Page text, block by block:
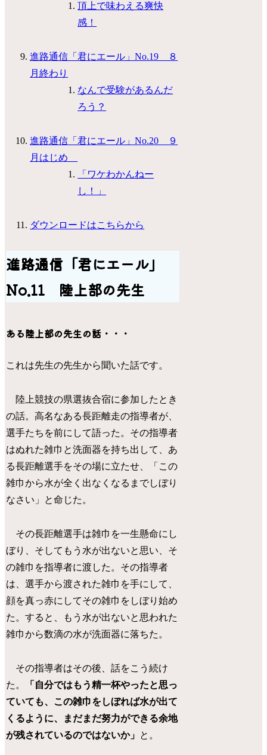
頂上で味わえる爽快
感！
進路通信「君にエール」No.19 ８
月終わり
なんで受験があるんだ
ろう？
進路通信「君にエール」No.20 ９
月はじめ
「ワケわかんねー
し！」
ダウンロードはこちらから
進路通信「君にエール」
No.11 陸上部の先生
ある陸上部の先生の話・・・
これは先生の先生から聞いた話です。
陸上競技の県選抜合宿に参加したとき
の話。高名なある長距離走の指導者が、
選手たちを前にして語った。その指導者
はぬれた雑巾と洗面器を持ち出して、あ
る長距離選手をその場に立たせ、「この
雑巾から水が全く出なくなるまでしぼり
なさい」と命じた。
その長距離選手は雑巾を一生懸命にし
ぼり、そしてもう水が出ないと思い、そ
の雑巾を指導者に渡した。その指導者
は、選手から渡された雑巾を手にして、
顔を真っ赤にしてその雑巾をしぼり始め
た。すると、もう水が出ないと思われた
雑巾から数滴の水が洗面器に落ちた。
その指導者はその後、話をこう続け
た。
「自分ではもう精一杯やったと思っ
ていても、この雑巾をしぼれば水が出て
くるように、まだまだ努力ができる余地
が残されているのではないか」 と。